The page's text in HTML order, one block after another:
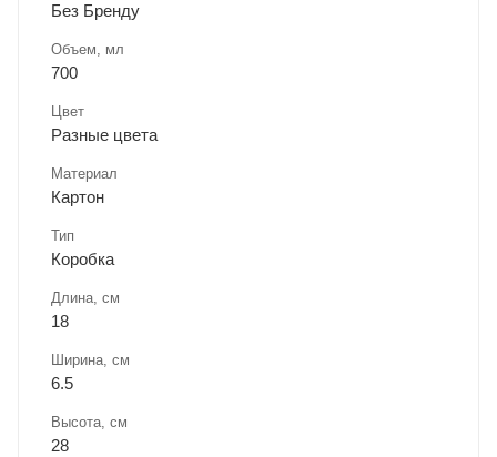
Без Бренду
Объем, мл
700
Цвет
Разные цвета
Материал
Картон
Тип
Коробка
Длина, cм
18
Ширина, cм
6.5
Высота, см
28